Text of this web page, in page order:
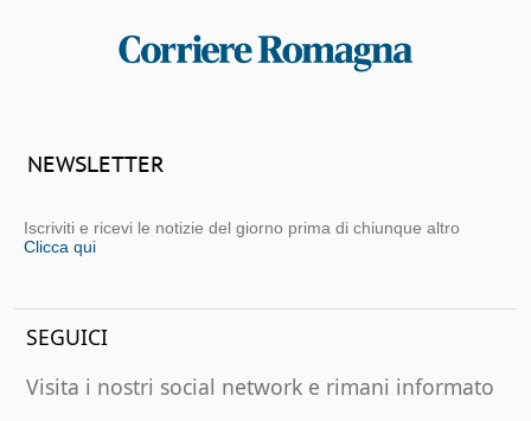
NEWSLETTER
Iscriviti e ricevi le notizie del giorno prima di chiunque altro
Clicca qui
SEGUICI
Visita i nostri social network e rimani informato